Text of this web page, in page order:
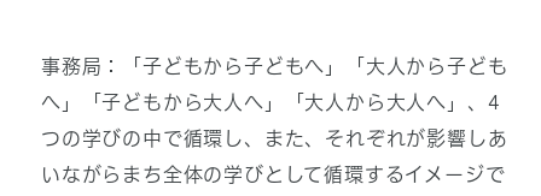
事務局：「子どもから子どもへ」「大人から子ども
へ」「子どもから大人へ」「大人から大人へ」、4
つの学びの中で循環し、また、それぞれが影響しあ
いながらまち全体の学びとして循環するイメージで